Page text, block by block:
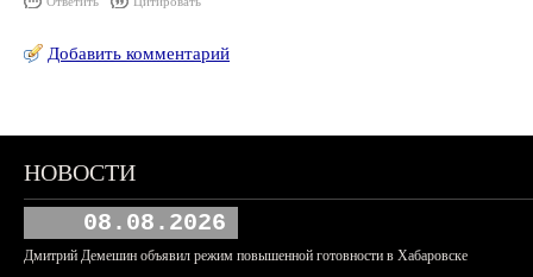
Добавить комментарий
НОВОСТИ
08.08.2026
Дмитрий Демешин объявил режим повышенной готовности в Хабаровске